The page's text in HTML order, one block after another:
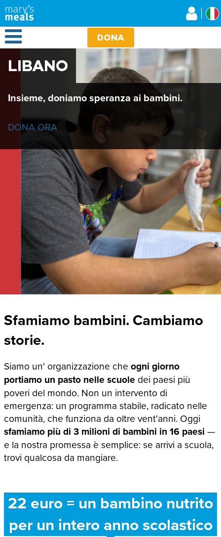
Salta
al
contenuto
principale
Open Menu DONA
LIBANO
Insieme, doniamo speranza ai bambini.
DONA ORA
Sfamiamo bambini. Cambiamo
storie.
Siamo un' organizzazione che ogni giorno
portiamo un pasto nelle scuole dei paesi più
poveri del mondo. Non un intervento di
emergenza: un programma stabile, radicato nelle
comunità, che funziona da oltre vent'anni. Oggi
sfamiamo più di 3 milioni di bambini in 16 paesi —
e la nostra promessa è semplice: se arrivi a scuola,
trovi qualcosa da mangiare.
22 euro = un bambino nutrito
per un intero anno scolastico